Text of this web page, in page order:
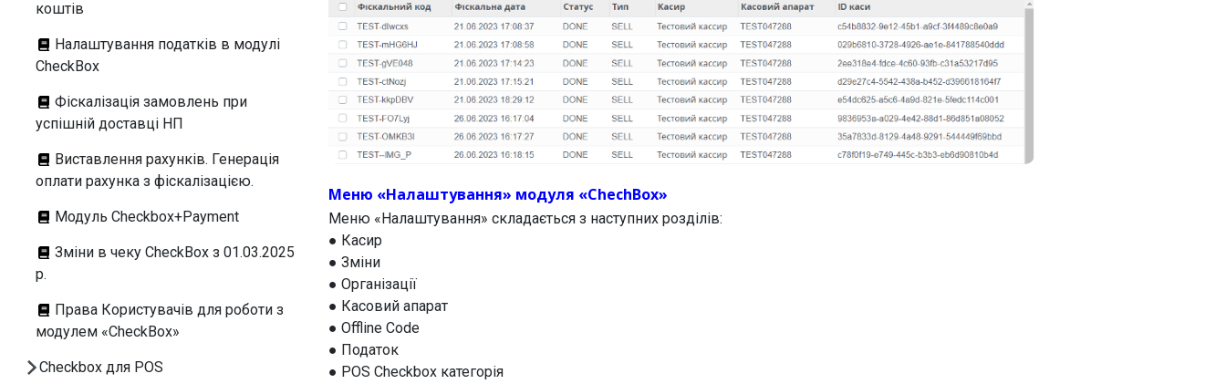
коштів
Налаштування податків в модулі
CheckBox
Фіскалізація замовлень при
успішній доставці НП
Виставлення рахунків. Генерація
оплати рахунка з фіскалізацією.
Модуль Checkbox+Payment
Зміни в чеку CheckBox з 01.03.2025
р.
Права Користувачів для роботи з
модулем «CheckBox»
Checkbox для POS
Меню «Налаштування» модуля «ChechBox»
Меню «Налаштування» складається з наступних розділів:
● Касир
● Зміни
● Організації
● Касовий апарат
● Offline Code
● Податок
● POS Checkbox категорія